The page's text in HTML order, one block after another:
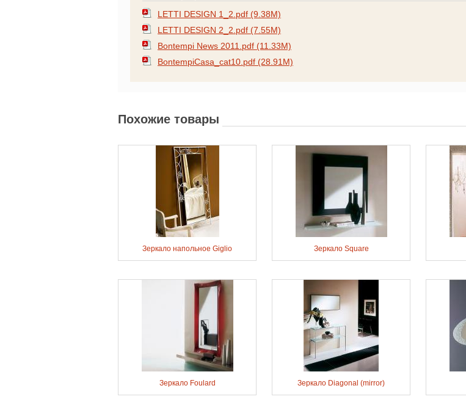
LETTI DESIGN 1_2.pdf (9.38M)
LETTI DESIGN 2_2.pdf (7.55M)
Bontempi News 2011.pdf (11.33M)
BontempiCasa_cat10.pdf (28.91M)
Похожие товары
Зеркало напольное Giglio Зеркало Square
Зеркало Foulard Зеркало Diagonal (mirror)